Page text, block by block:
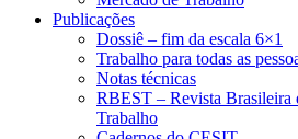
Publicações
Dossiê – fim da escala 6×1
Trabalho para todas as
Notas técnicas
RBEST – Revista Brasileira
Trabalho